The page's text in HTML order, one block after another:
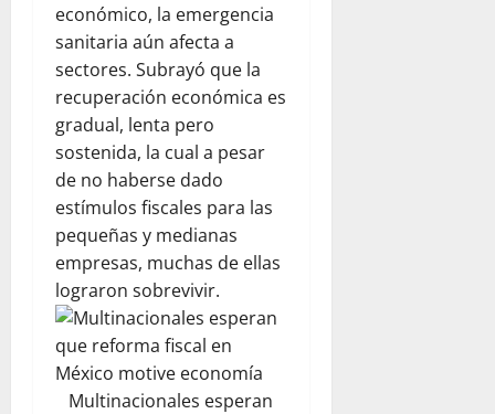
económico, la emergencia
sanitaria aún afecta a
sectores. Subrayó que la
recuperación económica es
gradual, lenta pero
sostenida, la cual a pesar
de no haberse dado
estímulos fiscales para las
pequeñas y medianas
empresas, muchas de ellas
lograron sobrevivir.
Multinacionales esperan